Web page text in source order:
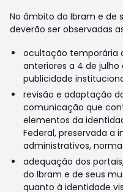
No âmbito do Ibram e de
deverão ser observadas
ocultação temporária
anteriores a 4 de
publicidade
revisão e adaptação
comunicação que
elementos da
Federal, preservada a
administrativos,
adequação dos
do Ibram e de seus
quanto à identidade